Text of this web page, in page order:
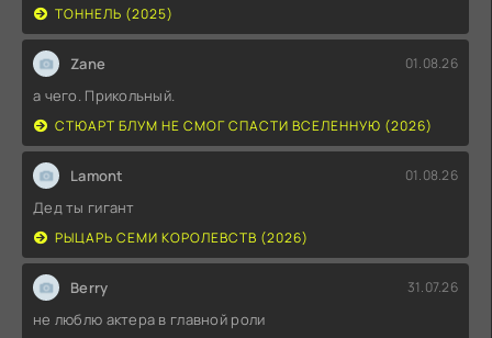
ТОННЕЛЬ (2025)
Zane 01.08.26
а чего. Прикольный.
СТЮАРТ БЛУМ НЕ СМОГ СПАСТИ ВСЕЛЕННУЮ (2026)
Lamont 01.08.26
Дед ты гигант
РЫЦАРЬ СЕМИ КОРОЛЕВСТВ (2026)
Berry 31.07.26
не люблю актера в главной роли